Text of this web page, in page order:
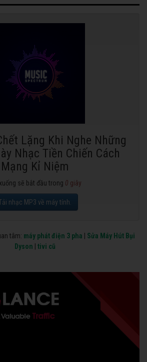
Lặng Khi Nghe Những
Nhạc Tiền Chiến Cách
Mạng Kỉ Niệm
sẽ bắt đầu trong 0 giây
nhạc MP3 về máy tính.
tâm: máy phát điện 3 pha
Sửa Máy Hút Bụi
Dyson
tivi cũ